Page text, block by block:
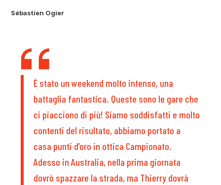
Sébastien Ogier
È stato un weekend molto intenso, una
battaglia fantastica. Queste sono le gare che
ci piacciono di più! Siamo soddisfatti e molto
contenti del risultato, abbiamo portato a
casa punti d’oro in ottica Campionato.
Adesso in Australia, nella prima giornata
dovrò spazzare la strada, ma Thierry dovrà